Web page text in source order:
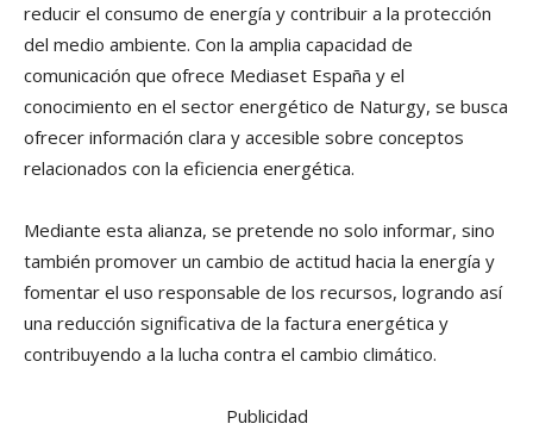
reducir el consumo de energía y contribuir a la protección
del medio ambiente. Con la amplia capacidad de
comunicación que ofrece Mediaset España y el
conocimiento en el sector energético de Naturgy, se busca
ofrecer información clara y accesible sobre conceptos
relacionados con la eficiencia energética.
Mediante esta alianza, se pretende no solo informar, sino
también promover un cambio de actitud hacia la energía y
fomentar el uso responsable de los recursos, logrando así
una reducción significativa de la factura energética y
contribuyendo a la lucha contra el cambio climático.
Publicidad